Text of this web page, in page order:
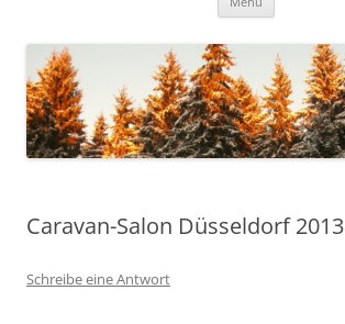
Caravan-Salon Düsseldorf 2013
Schreibe eine Antwort